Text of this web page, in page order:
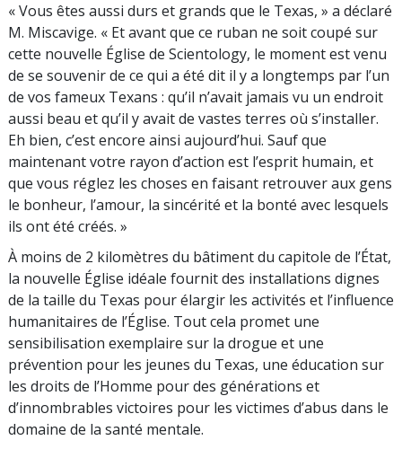
« Vous êtes aussi durs et grands que le Texas, » a déclaré
M. Miscavige. « Et avant que ce ruban ne soit coupé sur
cette nouvelle Église de Scientology, le moment est venu
de se souvenir de ce qui a été dit il y a longtemps par l’un
de vos fameux Texans : qu’il n’avait jamais vu un endroit
aussi beau et qu’il y avait de vastes terres où s’installer.
Eh bien, c’est encore ainsi aujourd’hui. Sauf que
maintenant votre rayon d’action est l’esprit humain, et
que vous réglez les choses en faisant retrouver aux gens
le bonheur, l’amour, la sincérité et la bonté avec lesquels
ils ont été créés. »
À moins de 2 kilomètres du bâtiment du capitole de l’État,
la nouvelle Église idéale fournit des installations dignes
de la taille du Texas pour élargir les activités et l’influence
humanitaires de l’Église. Tout cela promet une
sensibilisation exemplaire sur la drogue et une
prévention pour les jeunes du Texas, une éducation sur
les droits de l’Homme pour des générations et
d’innombrables victoires pour les victimes d’abus dans le
domaine de la santé mentale.